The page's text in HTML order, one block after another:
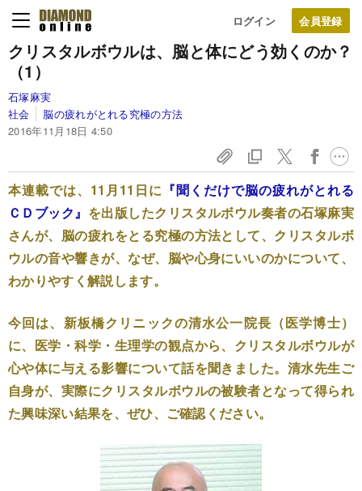
ログイン
クリスタルボウルは、脳と体にどう効くのか？
（1）
石塚麻実
社会
脳の疲れがとれる究極の方法
2016年11月18日 4:50
本連載では、11月11日に 『聞くだけで脳の疲れがとれる
ＣＤブック』 を出版したクリスタルボウル奏者の石塚麻実
さんが、脳の疲れをとる究極の方法として、クリスタルボ
ウルの音や響きが、なぜ、脳や心身にいいのかについて、
わかりやすく解説します。
今回は、新板橋クリニックの清水公一院長（医学博士）
に、医学・科学・生理学の観点から、クリスタルボウルが
心や体に与える影響について話を聞きました。清水先生ご
自身が、実際にクリスタルボウルの被験者となって得られ
た興味深い結果を、ぜひ、ご確認ください。